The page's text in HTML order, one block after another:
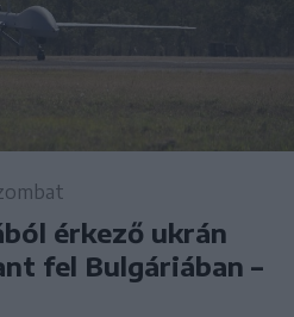
érkező ukrán
fel Bulgáriában –